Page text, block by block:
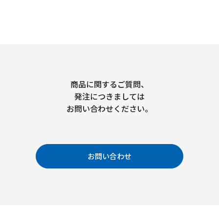
商品に関するご質問、
発注につきましては
お問い合わせください。
お問い合わせ